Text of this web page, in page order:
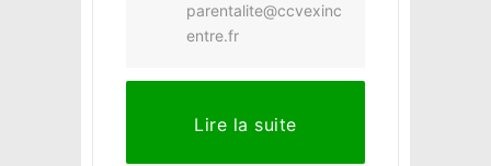
parentalite@ccvexinc
entre.fr
Lire la suite